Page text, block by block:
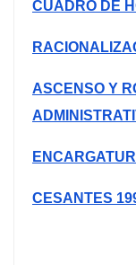
CUADRO DE
ASCENSO Y
CESANTES